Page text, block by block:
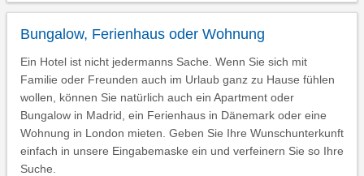
Bungalow, Ferienhaus oder Wohnung
Ein Hotel ist nicht jedermanns Sache. Wenn Sie sich mit
Familie oder Freunden auch im Urlaub ganz zu Hause fühlen
wollen, können Sie natürlich auch ein Apartment oder
Bungalow in Madrid, ein Ferienhaus in Dänemark oder eine
Wohnung in London mieten. Geben Sie Ihre Wunschunterkunft
einfach in unsere Eingabemaske ein und verfeinern Sie so Ihre
Suche.